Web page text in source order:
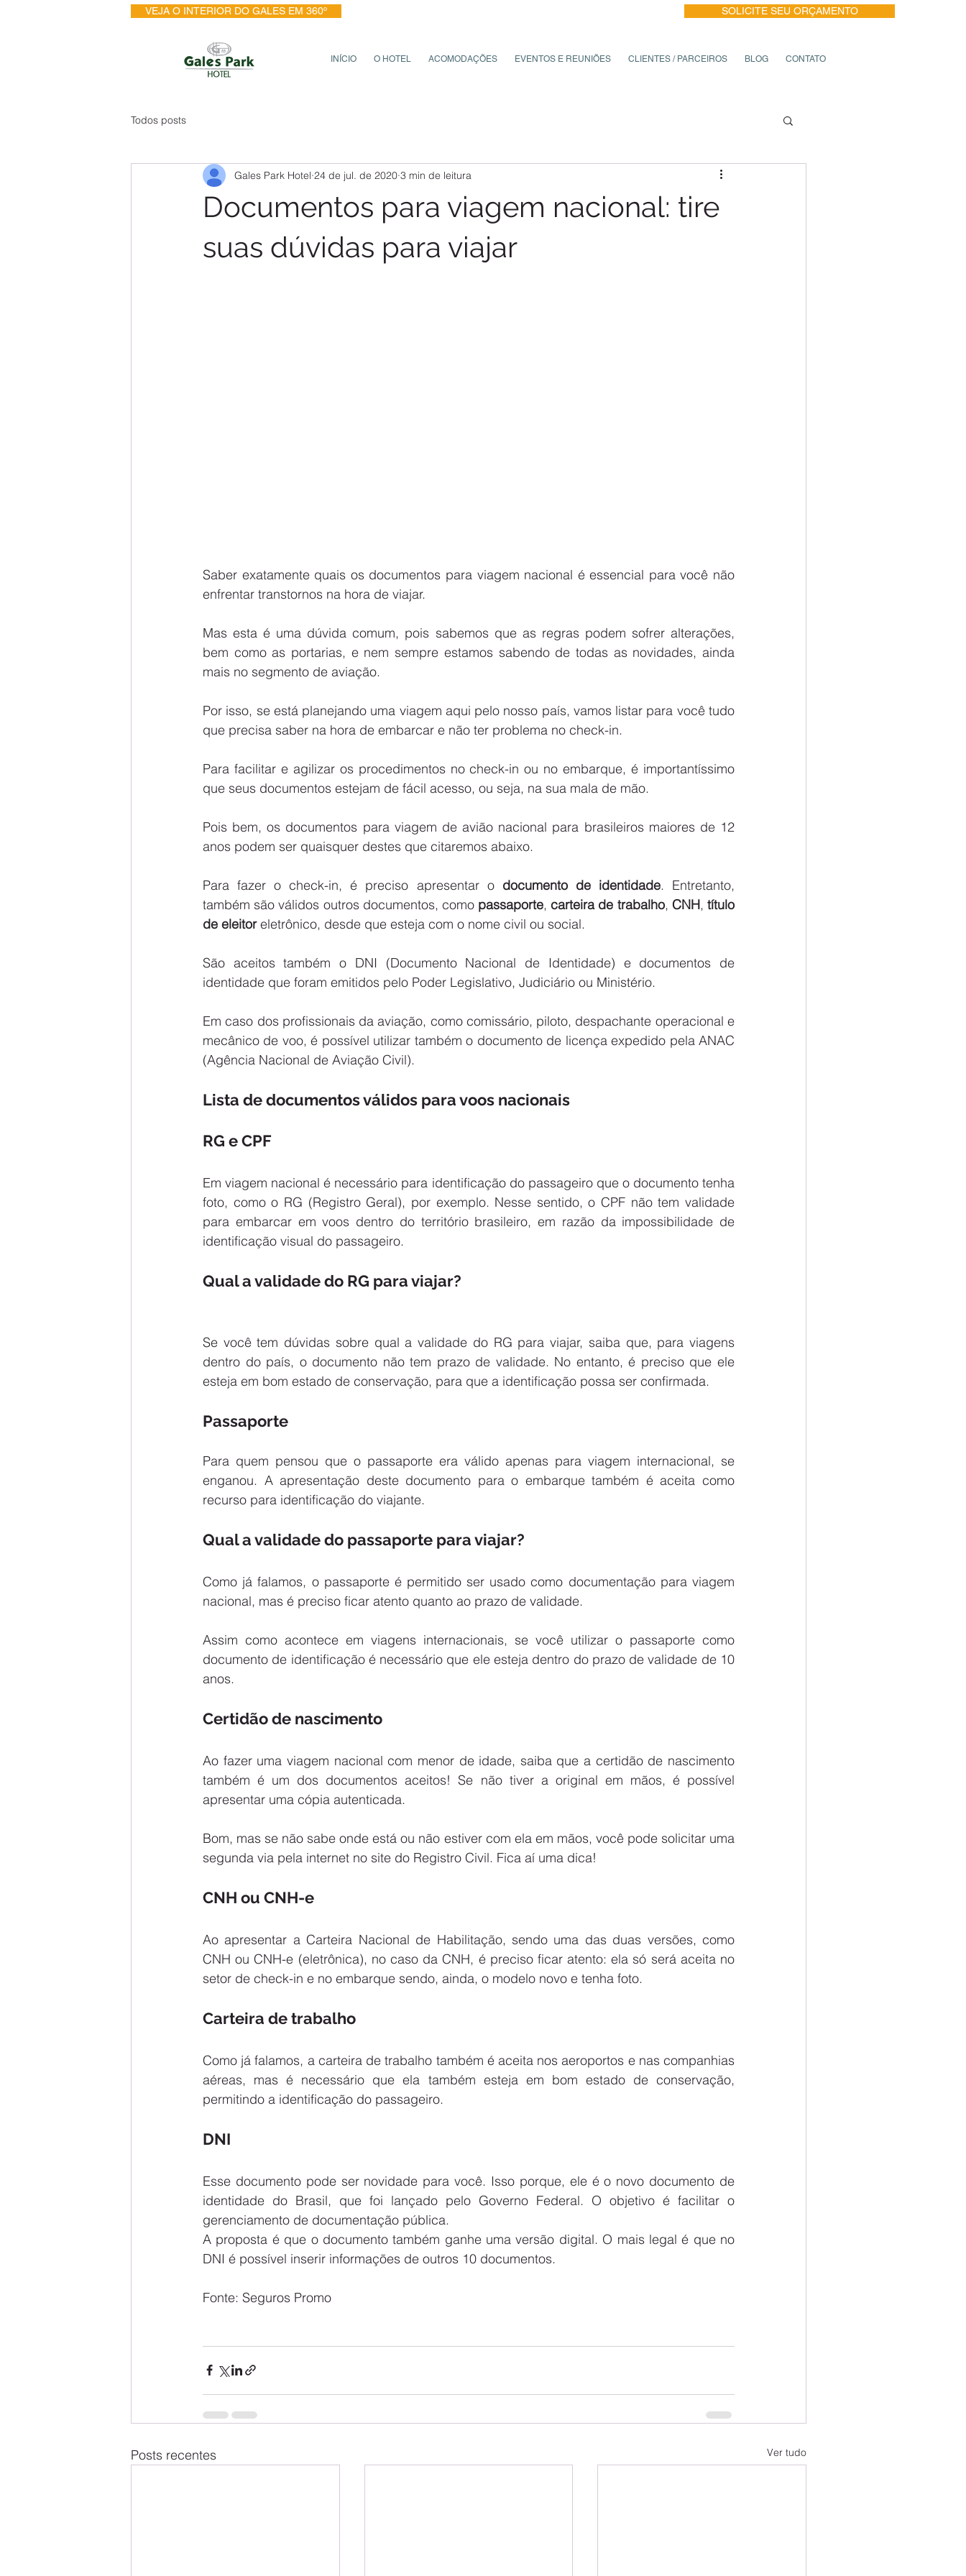
VEJA O INTERIOR DO GALES EM 360º SOLICITE SEU ORÇAMENTO
INÍCIO O HOTEL ACOMODAÇÕES EVENTOS E REUNIÕES CLIENTES / PARCEIROS BLOG CONTATO
Todos posts
Documentos para viagem nacional: tire
suas dúvidas para viajar
Gales Park Hotel 24 de jul. de 2020 3 min de leitura
Saber exatamente quais os documentos para viagem nacional é essencial para você não
enfrentar transtornos na hora de viajar.
Mas esta é uma dúvida comum, pois sabemos que as regras podem sofrer alterações,
bem como as portarias, e nem sempre estamos sabendo de todas as novidades, ainda
mais no segmento de aviação.
Por isso, se está planejando uma viagem aqui pelo nosso país, vamos listar para você tudo
que precisa saber na hora de embarcar e não ter problema no check-in.
Para facilitar e agilizar os procedimentos no check-in ou no embarque, é importantíssimo
que seus documentos estejam de fácil acesso, ou seja, na sua mala de mão.
Pois bem, os documentos para viagem de avião nacional para brasileiros maiores de 12
anos podem ser quaisquer destes que citaremos abaixo.
Para fazer o check-in, é preciso apresentar o documento de identidade. Entretanto,
também são válidos outros documentos, como passaporte, carteira de trabalho, CNH, título
de eleitor eletrônico, desde que esteja com o nome civil ou social.
São aceitos também o DNI (Documento Nacional de Identidade) e documentos de
identidade que foram emitidos pelo Poder Legislativo, Judiciário ou Ministério.
Em caso dos profissionais da aviação, como comissário, piloto, despachante operacional e
mecânico de voo, é possível utilizar também o documento de licença expedido pela ANAC
(Agência Nacional de Aviação Civil).
Lista de documentos válidos para voos nacionais
RG e CPF
Em viagem nacional é necessário para identificação do passageiro que o documento tenha
foto, como o RG (Registro Geral), por exemplo. Nesse sentido, o CPF não tem validade
para embarcar em voos dentro do território brasileiro, em razão da impossibilidade de
identificação visual do passageiro.
Qual a validade do RG para viajar?
Se você tem dúvidas sobre qual a validade do RG para viajar, saiba que, para viagens
dentro do país, o documento não tem prazo de validade. No entanto, é preciso que ele
esteja em bom estado de conservação, para que a identificação possa ser confirmada.
Passaporte
Para quem pensou que o passaporte era válido apenas para viagem internacional, se
enganou. A apresentação deste documento para o embarque também é aceita como
recurso para identificação do viajante.
Qual a validade do passaporte para viajar?
Como já falamos, o passaporte é permitido ser usado como documentação para viagem
nacional, mas é preciso ficar atento quanto ao prazo de validade.
Assim como acontece em viagens internacionais, se você utilizar o passaporte como
documento de identificação é necessário que ele esteja dentro do prazo de validade de 10
anos.
Certidão de nascimento
Ao fazer uma viagem nacional com menor de idade, saiba que a certidão de nascimento
também é um dos documentos aceitos! Se não tiver a original em mãos, é possível
apresentar uma cópia autenticada.
Bom, mas se não sabe onde está ou não estiver com ela em mãos, você pode solicitar uma
segunda via pela internet no site do Registro Civil. Fica aí uma dica!
CNH ou CNH-e
Ao apresentar a Carteira Nacional de Habilitação, sendo uma das duas versões, como
CNH ou CNH-e (eletrônica), no caso da CNH, é preciso ficar atento: ela só será aceita no
setor de check-in e no embarque sendo, ainda, o modelo novo e tenha foto.
Carteira de trabalho
Como já falamos, a carteira de trabalho também é aceita nos aeroportos e nas companhias
aéreas, mas é necessário que ela também esteja em bom estado de conservação,
permitindo a identificação do passageiro.
DNI
Esse documento pode ser novidade para você. Isso porque, ele é o novo documento de
identidade do Brasil, que foi lançado pelo Governo Federal. O objetivo é facilitar o
gerenciamento de documentação pública.
A proposta é que o documento também ganhe uma versão digital. O mais legal é que no
DNI é possível inserir informações de outros 10 documentos.
Fonte: Seguros Promo
Posts recentes Ver tudo